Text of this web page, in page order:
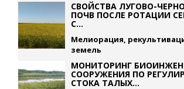
СВОЙСТВА ЛУГОВО-
ПОЧВ ПОСЛЕ РОТАЦИИ
С...
Мелиорация,
земель
МОНИТОРИНГ
СООРУЖЕНИЯ ПО
СТОКА ТАЛЫХ...